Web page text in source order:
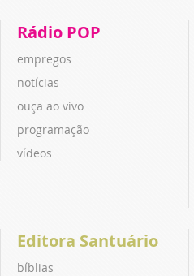
Rádio POP
empregos
notícias
ouça ao vivo
programação
vídeos
Editora Santuário
bíblias